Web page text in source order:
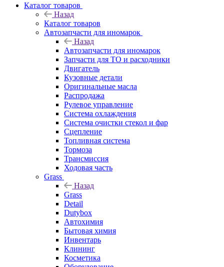
Каталог товаров
Назад
Каталог товаров
Автозапчасти для иномарок
Назад
Автозапчасти для иномарок
Запчасти для ТО и расходники
Двигатель
Кузовные детали
Оригинальные масла
Распродажа
Рулевое управление
Система охлаждения
Система очистки стекол и фар
Сцепление
Топливная система
Тормоза
Трансмиссия
Ходовая часть
Grass
Назад
Grass
Detail
Dutybox
Автохимия
Бытовая химия
Инвентарь
Клининг
Косметика